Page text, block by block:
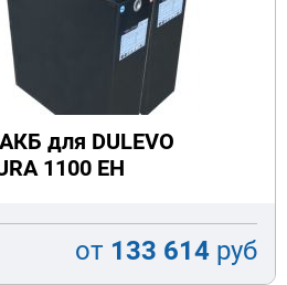
для DULEVO
1100 EH
от 133 614 руб